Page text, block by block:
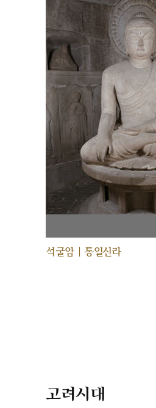
석굴암 | 통일신라
고려시대